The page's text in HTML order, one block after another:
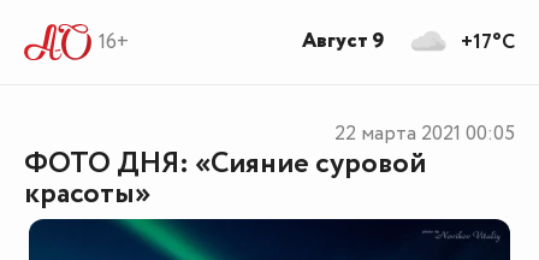
16+
ФОТО ДНЯ: «Сияние суровой
красоты»
22 марта 2021 00:05
+17°C
Август 9